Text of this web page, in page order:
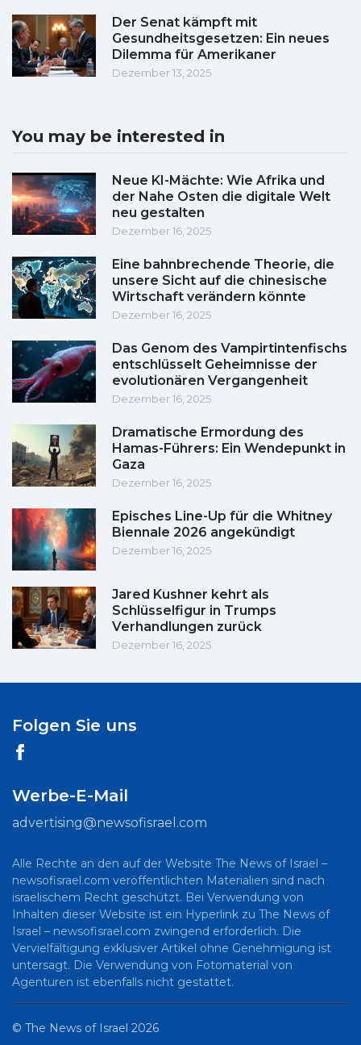
Der Senat kämpft mit
Gesundheitsgesetzen: Ein neues
Dilemma für Amerikaner
Dezember 13, 2025
You may be interested in
Neue KI-Mächte: Wie Afrika und
der Nahe Osten die digitale Welt
neu gestalten
Dezember 16, 2025
Eine bahnbrechende Theorie, die
unsere Sicht auf die chinesische
Wirtschaft verändern könnte
Dezember 16, 2025
Das Genom des Vampirtintenfischs
entschlüsselt Geheimnisse der
evolutionären Vergangenheit
Dezember 16, 2025
Dramatische Ermordung des
Hamas-Führers: Ein Wendepunkt in
Gaza
Dezember 16, 2025
Episches Line-Up für die Whitney
Biennale 2026 angekündigt
Dezember 16, 2025
Jared Kushner kehrt als
Schlüsselfigur in Trumps
Verhandlungen zurück
Dezember 16, 2025
Folgen Sie uns
Werbe-E-Mail
advertising@newsofisrael.com
Alle Rechte an den auf der Website The News of Israel –
newsofisrael.com veröffentlichten Materialien sind nach
israelischem Recht geschützt. Bei Verwendung von
Inhalten dieser Website ist ein Hyperlink zu The News of
Israel – newsofisrael.com zwingend erforderlich. Die
Vervielfältigung exklusiver Artikel ohne Genehmigung ist
untersagt. Die Verwendung von Fotomaterial von
Agenturen ist ebenfalls nicht gestattet.
© The News of Israel 2026